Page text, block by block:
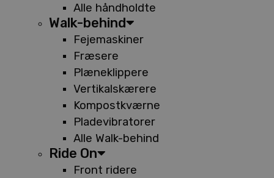
Alle håndholdte
Walk-behind
Fejemaskiner
Fræsere
Plæneklippere
Vertikalskærere
Kompostkværne
Pladevibratorer
Alle Walk-behind
Ride On
Front ridere